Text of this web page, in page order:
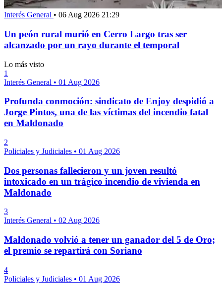
Interés General • 06 Aug 2026 21:29
Un peón rural murió en Cerro Largo tras ser
alcanzado por un rayo durante el temporal
Lo más visto
1
Interés General • 01 Aug 2026
Profunda conmoción: sindicato de Enjoy despidió a
Jorge Pintos, una de las víctimas del incendio fatal
en Maldonado
2
Policiales y Judiciales • 01 Aug 2026
Dos personas fallecieron y un joven resultó
intoxicado en un trágico incendio de vivienda en
Maldonado
3
Interés General • 02 Aug 2026
Maldonado volvió a tener un ganador del 5 de Oro;
el premio se repartirá con Soriano
4
Policiales y Judiciales • 01 Aug 2026